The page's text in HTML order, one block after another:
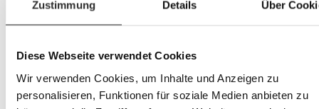
Zustimmung Details Über
Diese Webseite verwendet Cookies
Wir verwenden Cookies, um Inhalte und Anzeigen zu
personalisieren, Funktionen für soziale Medien anbieten zu